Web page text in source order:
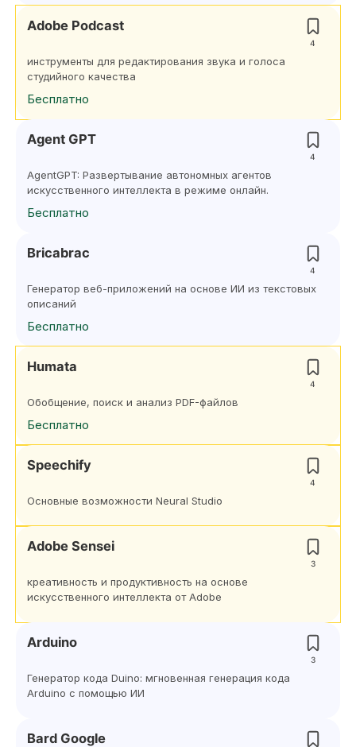
Adobe Podcast
4
инструменты для редактирования звука и голоса
студийного качества
Бесплатно
Agent GPT
4
AgentGPT: Развертывание автономных агентов
искусственного интеллекта в режиме онлайн.
Бесплатно
Bricabrac
4
Генератор веб-приложений на основе ИИ из текстовых
описаний
Бесплатно
Humata
4
Обобщение, поиск и анализ PDF-файлов
Бесплатно
Speechify
4
Основные возможности Neural Studio
Adobe Sensei
3
креативность и продуктивность на основе
искусственного интеллекта от Adobe
Arduino
3
Генератор кода Duino: мгновенная генерация кода
Arduino с помощью ИИ
Bard Google